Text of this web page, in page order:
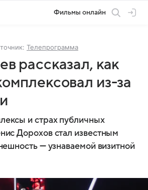
Фильмы онлайн
Телепрограмма
рассказал, как
из-за
и страх публичных
Дорохов стал известным
— узнаваемой визитной